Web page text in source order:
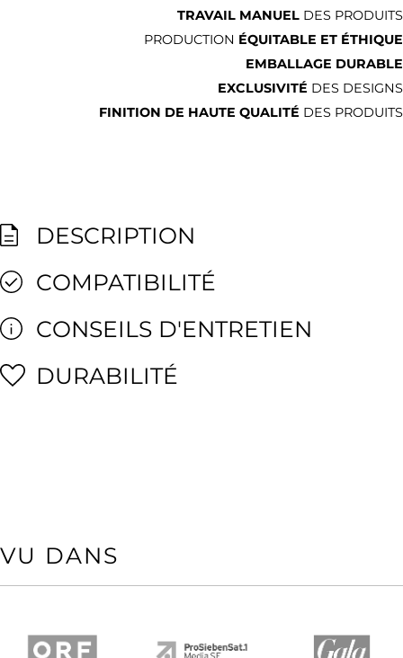
TRAVAIL MANUEL DES PRODUITS
PRODUCTION ÉQUITABLE ET ÉTHIQUE
EMBALLAGE DURABLE
EXCLUSIVITÉ DES DESIGNS
FINITION DE HAUTE QUALITÉ DES PRODUITS
DESCRIPTION
COMPATIBILITÉ
CONSEILS D'ENTRETIEN
DURABILITÉ
VU DANS